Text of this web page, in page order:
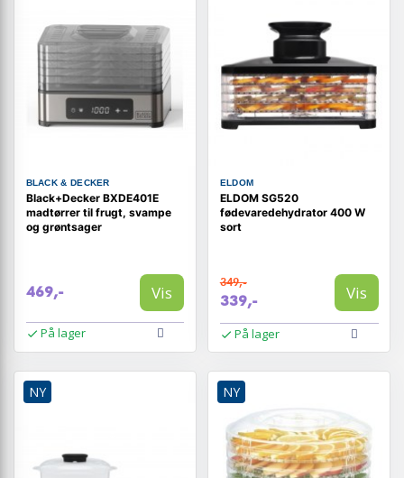
BLACK & DECKER
Black+Decker BXDE401E
madtørrer til frugt, svampe
og grøntsager
469,- Vis
På lager
ELDOM
ELDOM SG520
fødevaredehydrator 400 W
sort
349,-
339,- Vis
På lager
NY NY